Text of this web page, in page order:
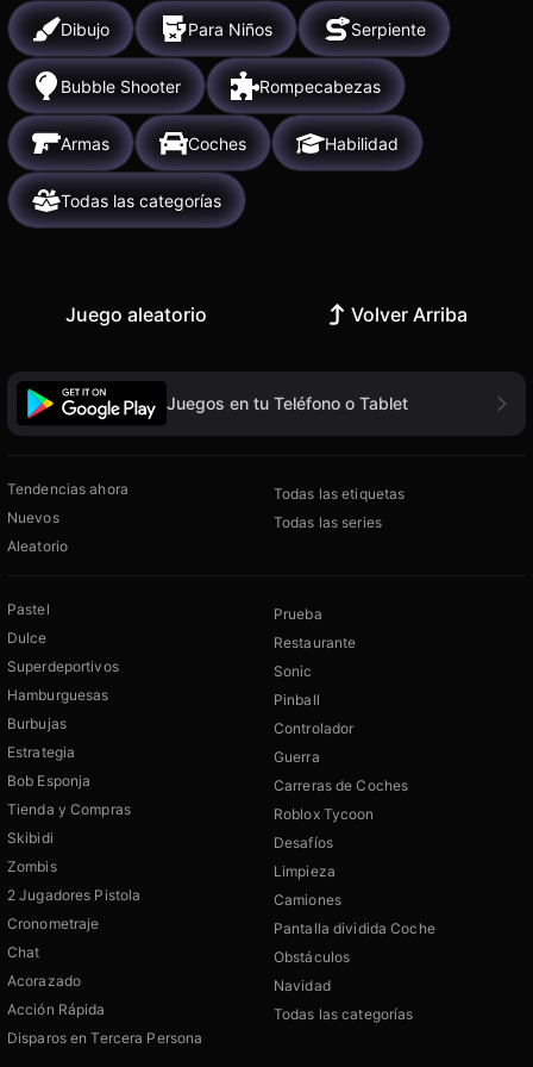
Dibujo Para Niños Serpiente
Bubble Shooter Rompecabezas
Armas Coches Habilidad
Todas las categorías
Juego aleatorio Volver Arriba
Juegos en tu Teléfono o Tablet
Tendencias ahora
Nuevos
Aleatorio
Todas las etiquetas
Todas las series
Pastel
Dulce
Superdeportivos
Hamburguesas
Burbujas
Estrategia
Bob Esponja
Tienda y Compras
Skibidi
Zombis
2 Jugadores Pistola
Cronometraje
Chat
Acorazado
Acción Rápida
Disparos en Tercera Persona
Prueba
Restaurante
Sonic
Pinball
Controlador
Guerra
Carreras de Coches
Roblox Tycoon
Desafíos
Limpieza
Camiones
Pantalla dividida Coche
Obstáculos
Navidad
Todas las categorías